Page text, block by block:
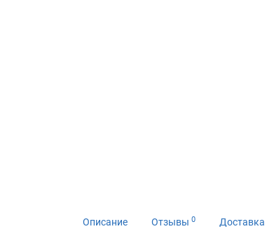
Описание Отзывы 0 Доставка